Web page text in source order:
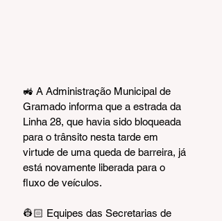
🚜 A Administração Municipal de
Gramado informa que a estrada da
Linha 28, que havia sido bloqueada
para o trânsito nesta tarde em
virtude de uma queda de barreira, já
está novamente liberada para o
fluxo de veículos.
👷🏻 Equipes das Secretarias de